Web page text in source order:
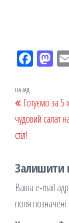
Fac
k
M
on
Навігація
записів
Попередній
запис
НАЗАД
Готуємо за 5
чудовий салат
стіл!
Залишити
Ваша e-mail
поля позначені